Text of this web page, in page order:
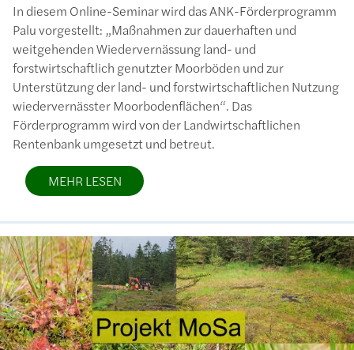
In diesem Online-Seminar wird das ANK-Förderprogramm
Palu vorgestellt: „Maßnahmen zur dauerhaften und
weitgehenden Wiedervernässung land- und
forstwirtschaftlich genutzter Moorböden und zur
Unterstützung der land- und forstwirtschaftlichen Nutzung
wiedervernässter Moorbodenflächen“. Das
Förderprogramm wird von der Landwirtschaftlichen
Rentenbank umgesetzt und betreut.
MEHR LESEN
Bild